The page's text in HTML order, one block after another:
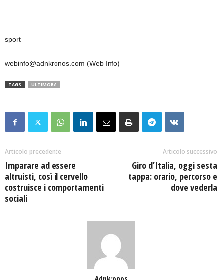
—
sport
webinfo@adnkronos.com (Web Info)
TAGS ULTIMORA
Articolo precedente
Imparare ad essere
altruisti, così il cervello
costruisce i comportamenti
sociali
Articolo successivo
Giro d’Italia, oggi sesta
tappa: orario, percorso e
dove vederla